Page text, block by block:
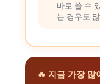
바로 쓸 수
는 경우도
🔥 지금 가장 많